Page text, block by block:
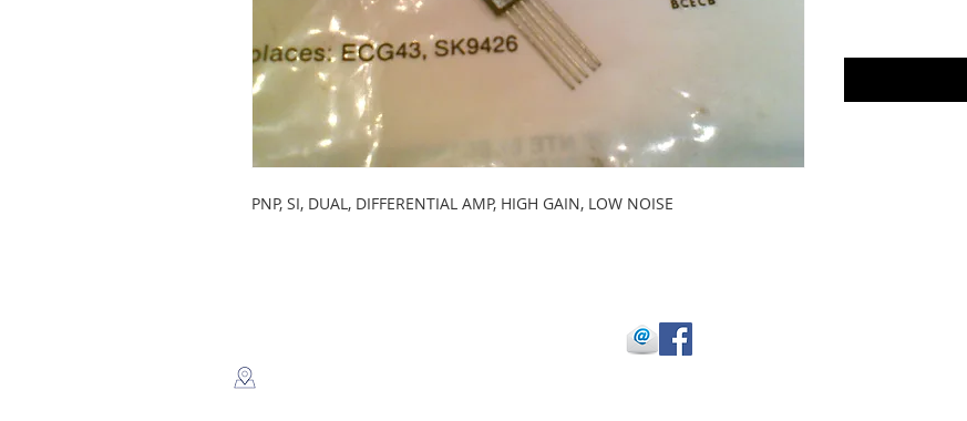
PNP, SI, DUAL, DIFFERENTIAL AMP, HIGH GAIN, LOW NOISE